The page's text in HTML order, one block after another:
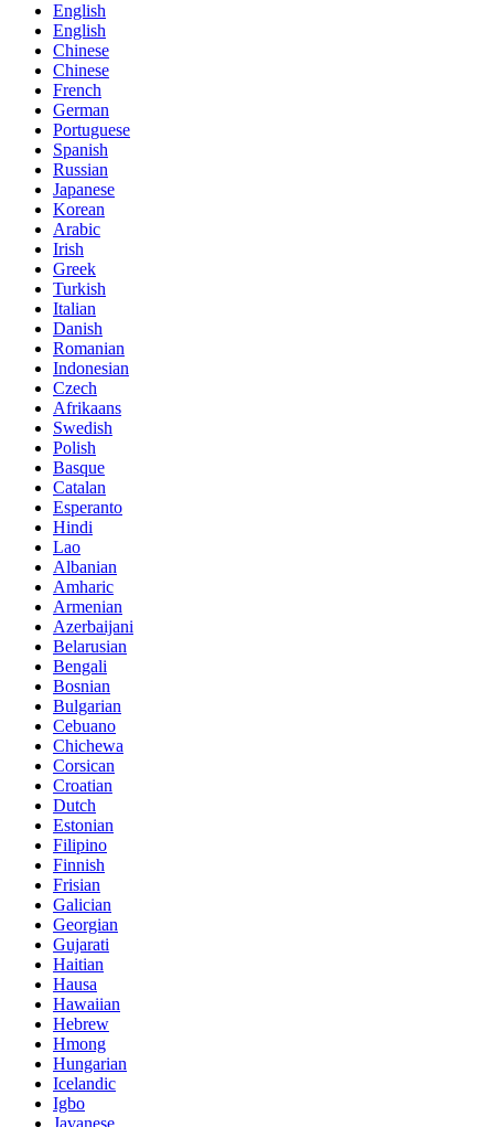
English
English
Chinese
Chinese
French
German
Portuguese
Spanish
Russian
Japanese
Korean
Arabic
Irish
Greek
Turkish
Italian
Danish
Romanian
Indonesian
Czech
Afrikaans
Swedish
Polish
Basque
Catalan
Esperanto
Hindi
Lao
Albanian
Amharic
Armenian
Azerbaijani
Belarusian
Bengali
Bosnian
Bulgarian
Cebuano
Chichewa
Corsican
Croatian
Dutch
Estonian
Filipino
Finnish
Frisian
Galician
Georgian
Gujarati
Haitian
Hausa
Hawaiian
Hebrew
Hmong
Hungarian
Icelandic
Igbo
Javanese